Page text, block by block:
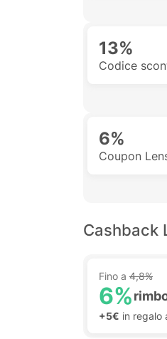
13%
Codice
6%
Coupon
Cashback
Fino a 4,8%
6%
+5€ in regalo